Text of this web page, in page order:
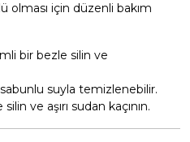
olması için düzenli bakım
bir bezle silin ve
suyla temizlenebilir.
ve aşırı sudan kaçının.